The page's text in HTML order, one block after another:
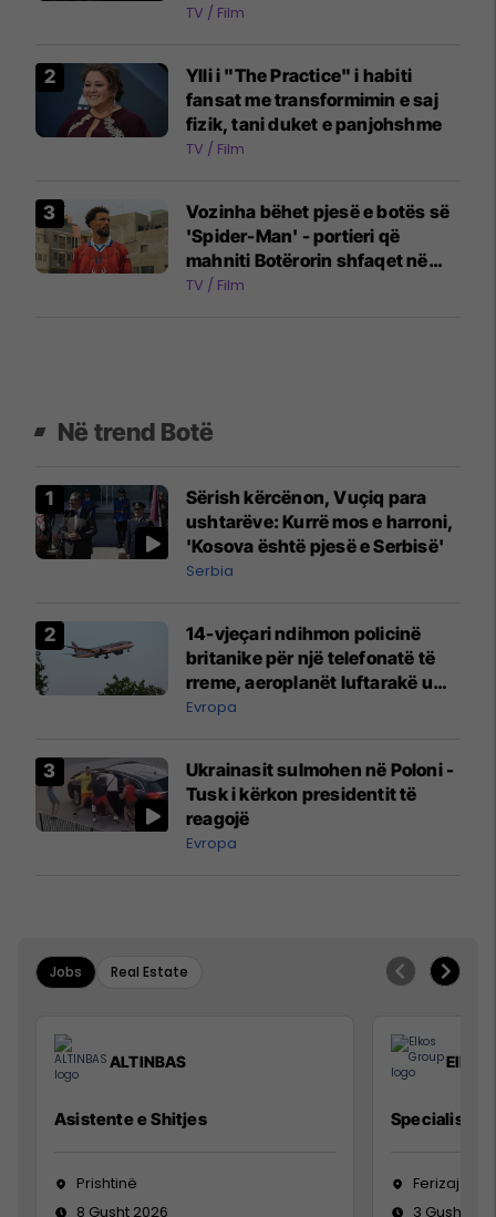
TV / Film
Ylli i "The Practice" i habiti
fansat me transformimin e saj
fizik, tani duket e panjohshme
TV / Film
Vozinha bëhet pjesë e botës së
'Spider-Man' - portieri që
mahniti Botërorin shfaqet në
reklamën e filmit të ri
TV / Film
Në trend Botë
Sërish kërcënon, Vuçiq para
ushtarëve: Kurrë mos e harroni,
'Kosova është pjesë e Serbisë'
Serbia
14-vjeçari ndihmon policinë
britanike për një telefonatë të
rreme, aeroplanët luftarakë u
ngritën në ajër për të
Mançesterit
Evropa
Ukrainasit sulmohen në Poloni -
Tusk i kërkon presidentit të
reagojë
Evropa
Jobs Real Estate
ALTINBAS
Asistente e Shitjes
Prishtinë
8 Gusht 2026
Elkos
Specialist
Ferizaj
3 Gusht